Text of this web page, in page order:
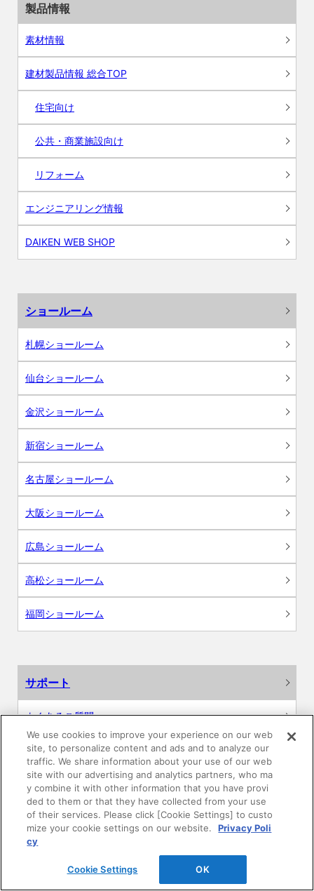
製品情報
素材情報
建材製品情報 総合TOP
住宅向け
公共・商業施設向け
リフォーム
エンジニアリング情報
DAIKEN WEB SHOP
ショールーム
札幌ショールーム
仙台ショールーム
金沢ショールーム
新宿ショールーム
名古屋ショールーム
大阪ショールーム
広島ショールーム
高松ショールーム
福岡ショールーム
サポート
よくあるご質問
カタログ閲覧・資料請求
各種データダウンロード
WEB見積・各種シミュレーション
交換用部品の購入
We use cookies to improve your experience on our web
site, to personalize content and ads and to analyze our
traffic. We share information about your use of our web
site with our advertising and analytics partners, who ma
y combine it with other information that you have provi
ded to them or that they have collected from your use
of their services. Please click [Cookie Settings] to custo
mize your cookie settings on our website.
Privacy Poli
cy
Cookie Settings OK